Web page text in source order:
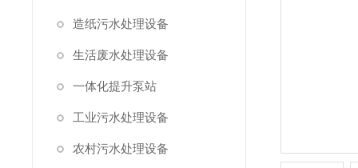
造纸污水处理设备
生活废水处理设备
一体化提升泵站
工业污水处理设备
农村污水处理设备